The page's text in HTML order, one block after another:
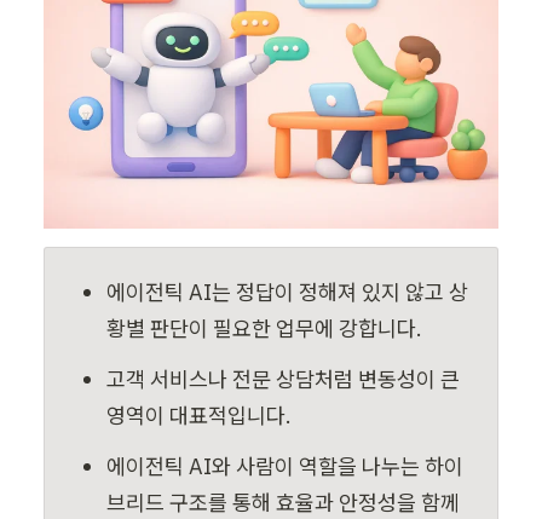
에이전틱 AI는 정답이 정해져 있지 않고 상
황별 판단이 필요한 업무에 강합니다.
고객 서비스나 전문 상담처럼 변동성이 큰
영역이 대표적입니다.
에이전틱 AI와 사람이 역할을 나누는 하이
브리드 구조를 통해 효율과 안정성을 함께